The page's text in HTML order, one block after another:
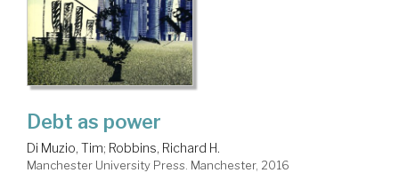
Debt as power
Di Muzio, Tim; Robbins, Richard H.
Manchester University Press. Manchester, 2016